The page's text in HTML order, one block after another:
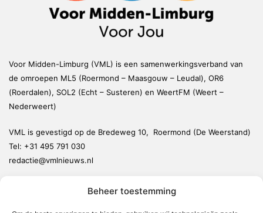
Beheer toestemming
Voor Midden-Limburg (VML) is een samenwerkingsverband van
de omroepen ML5 (Roermond – Maasgouw – Leudal), OR6
(Roerdalen), SOL2 (Echt – Susteren) en WeertFM (Weert –
Nederweert)
VML is gevestigd op de Bredeweg 10, Roermond (De Weerstand)
Tel: +31 495 791 030
redactie@vmlnieuws.nl